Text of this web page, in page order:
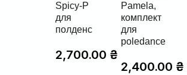
Spicy-P
для
полденс
2,700.00 ₴
Pamela,
комплект
для
poledance
2,400.00 ₴